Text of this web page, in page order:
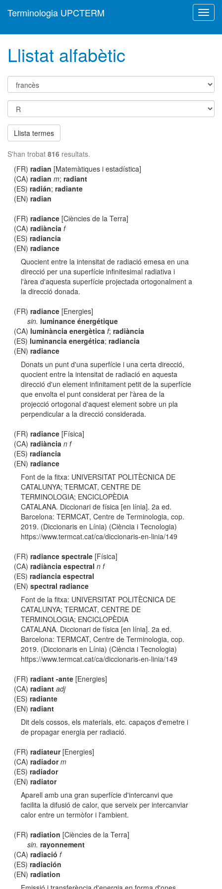
Terminologia UPCTERM
Llistat alfabètic
Llista termes
S'han trobat 816 resultats.
(FR)radian [Matemàtiques i estadística]
(CA)radian m;radiant
(ES)radián;radiante
(EN)radian
(FR)radiance [Ciències de la Terra]
(CA)radiància f
(ES)radiancia
(EN)radiance
Quocient entre la intensitat de radiació emesa en una
direcció per una superfície infinitesimal radiativa i
l'àrea d'aquesta superfície projectada ortogonalment a
la direcció donada.
(FR)radiance [Energies]
sin. luminance énergétique
(CA) luminància energètica f;radiància
(ES) luminancia energética;radiancia
(EN)radiance
Donats un punt d'una superfície i una certa direcció,
quocient entre la intensitat de radiació en aquesta
direcció d'un element infinitament petit de la superfície
que envolta el punt considerat per l'àrea de la
projecció ortogonal d'aquest element sobre un pla
perpendicular a la direcció considerada.
(FR)radiance [Física]
(CA)radiància n f
(ES)radiancia
(EN)radiance
Font de la fitxa: UNIVERSITAT POLITÈCNICA DE
CATALUNYA; TERMCAT, CENTRE DE
TERMINOLOGIA; ENCICLOPÈDIA
CATALANA. Diccionari de física [en línia]. 2a ed.
Barcelona: TERMCAT, Centre de Terminologia, cop.
2019. (Diccionaris en Línia) (Ciència i Tecnologia)
https://www.termcat.cat/ca/diccionaris-en-linia/149
(FR)radiance spectrale [Física]
(CA)radiància espectral n f
(ES)radiancia espectral
(EN)spectral radiance
Font de la fitxa: UNIVERSITAT POLITÈCNICA DE
CATALUNYA; TERMCAT, CENTRE DE
TERMINOLOGIA; ENCICLOPÈDIA
CATALANA. Diccionari de física [en línia]. 2a ed.
Barcelona: TERMCAT, Centre de Terminologia, cop.
2019. (Diccionaris en Línia) (Ciència i Tecnologia)
https://www.termcat.cat/ca/diccionaris-en-linia/149
(FR)radiant -ante [Energies]
(CA)radiant adj
(ES)radiante
(EN)radiant
Dit dels cossos, els materials, etc. capaços d'emetre i
de propagar energia per radiació.
(FR)radiateur[Energies]
(CA)radiador m
(ES)radiador
(EN)radiator
Aparell amb una gran superfície d'intercanvi que
facilita la difusió de calor, que serveix per intercanviar
calor entre un termòfor i l'ambient.
(FR)radiation [Ciències de la Terra]
sin. rayonnement
(CA)radiació f
(ES)radiación
(EN)radiation